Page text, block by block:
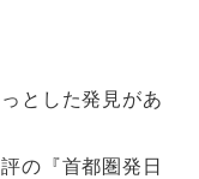
とした発見があ
の『首都圏発日